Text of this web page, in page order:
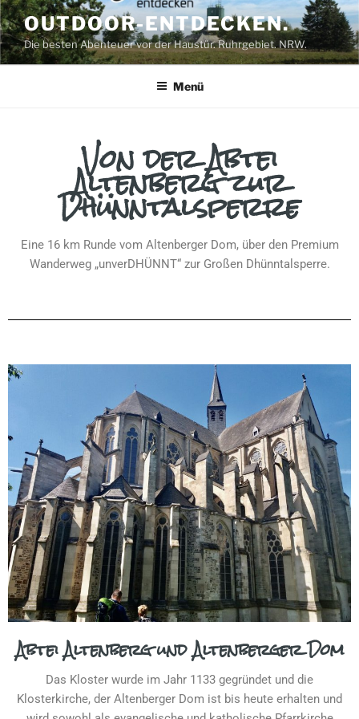
OUTDOOR-ENTDECKEN.
Die besten Abenteuer vor der Haustür. Ruhrgebiet. NRW.
Menü
Von der Abtei
Altenberg zur
Dhünntalsperre
Eine 16 km Runde vom Altenberger Dom, über den Premium
Wanderweg „unverDHÜNNT“ zur Großen Dhünntalsperre.
Abtei Altenberg und Altenberger Dom
Das Kloster wurde im Jahr 1133 gegründet und die
Klosterkirche, der Altenberger Dom ist bis heute erhalten und